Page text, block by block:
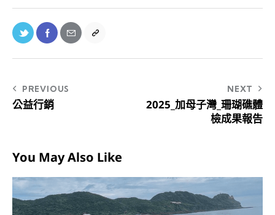
PREVIOUS
公益行銷
NEXT
2025_加母子灣_珊瑚礁體
檢成果報告
You May Also Like